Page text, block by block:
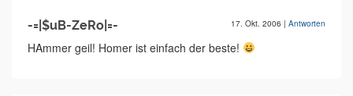
-=|$uB-ZeRo|=- 17. Okt. 2006 | Antworten
HAmmer geil! Homer ist einfach der beste!